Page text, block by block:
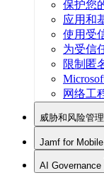
保护您
应用和
使用受
为受信
限制匿
网络工
威胁和风险管理
Jamf for Mobile
AI Governance